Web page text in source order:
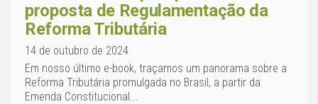
proposta de Regulamentação da
Reforma Tributária
14 de outubro de 2024
Em nosso último e-book, traçamos um panorama sobre a
Reforma Tributária promulgada no Brasil, a partir da
Emenda Constitucional...